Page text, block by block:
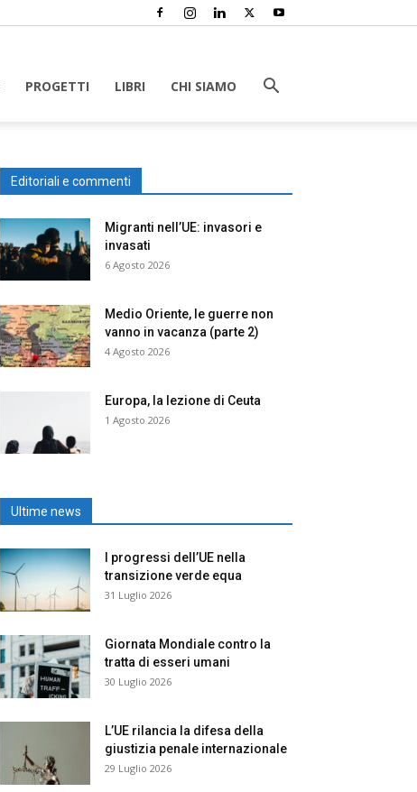
PROGETTI LIBRI CHI SIAMO
Editoriali e commenti
Migranti nell’UE: invasori e
invasati
6 Agosto 2026
Medio Oriente, le guerre non
vanno in vacanza (parte 2)
4 Agosto 2026
Europa, la lezione di Ceuta
1 Agosto 2026
Ultime news
I progressi dell’UE nella
transizione verde equa
31 Luglio 2026
Giornata Mondiale contro la
tratta di esseri umani
30 Luglio 2026
L’UE rilancia la difesa della
giustizia penale internazionale
29 Luglio 2026